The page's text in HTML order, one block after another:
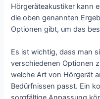
Hörgeräteakustiker kann
die oben genannten
Optionen gibt, um das
Es ist wichtig, dass man
verschiedenen Optionen
welche Art von Hörgerät
Bedürfnissen passt. Ein